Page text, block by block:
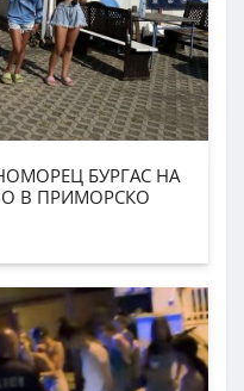
БУРГАС НА
В ПРИМОРСКО